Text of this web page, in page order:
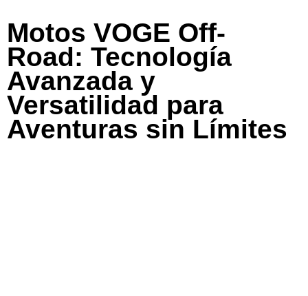
Motos VOGE Off-
Road: Tecnología
Avanzada y
Versatilidad para
Aventuras sin Límites